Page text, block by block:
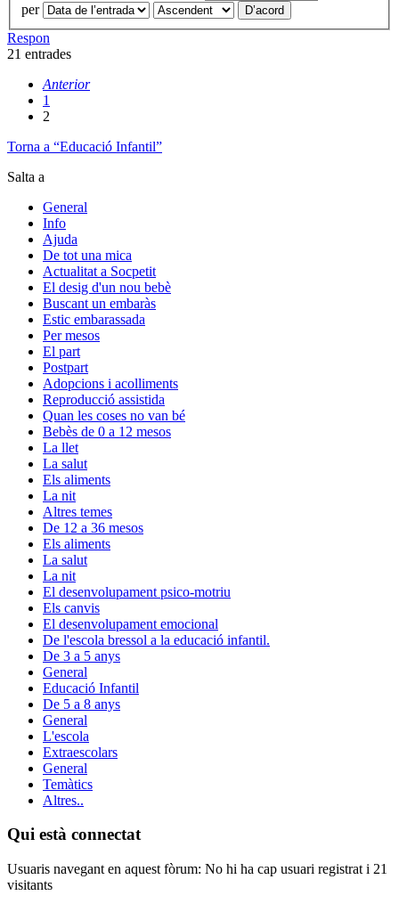
per
Respon
21 entrades
Anterior
1
2
Torna a “Educació Infantil”
Salta a
General
Info
Ajuda
De tot una mica
Actualitat a Socpetit
El desig d'un nou bebè
Buscant un embaràs
Estic embarassada
Per mesos
El part
Postpart
Adopcions i acolliments
Reproducció assistida
Quan les coses no van bé
Bebès de 0 a 12 mesos
La llet
La salut
Els aliments
La nit
Altres temes
De 12 a 36 mesos
Els aliments
La salut
La nit
El desenvolupament psico-motriu
Els canvis
El desenvolupament emocional
De l'escola bressol a la educació infantil.
De 3 a 5 anys
General
Educació Infantil
De 5 a 8 anys
General
L'escola
Extraescolars
General
Temàtics
Altres..
Qui està connectat
Usuaris navegant en aquest fòrum: No hi ha cap usuari registrat i 21
visitants